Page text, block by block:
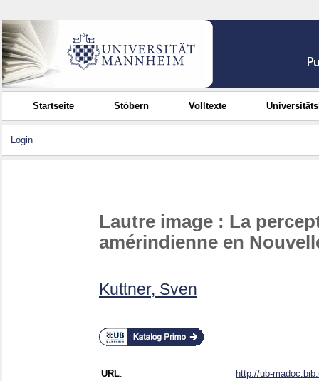
Startseite Stöbern Volltexte
Login
Lautre image : La
amérindienne en
Kuttner, Sven
URL:
http://ub-